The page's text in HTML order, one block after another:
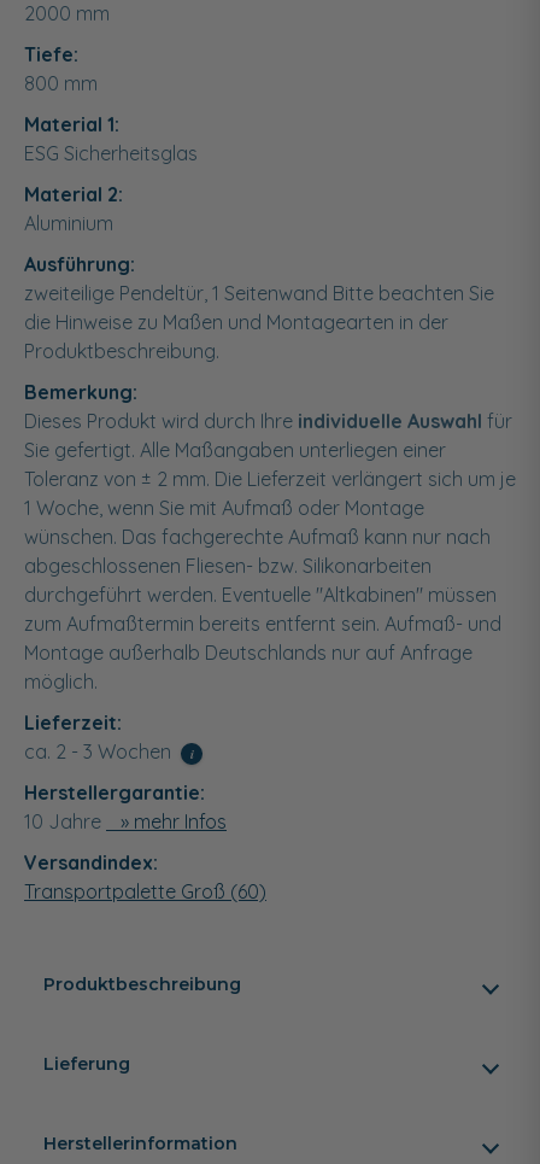
2000 mm
Tiefe:
800 mm
Material 1:
ESG Sicherheitsglas
Material 2:
Aluminium
Ausführung:
zweiteilige Pendeltür, 1 Seitenwand Bitte beachten Sie
die Hinweise zu Maßen und Montagearten in der
Produktbeschreibung.
Bemerkung:
Dieses Produkt wird durch Ihre individuelle Auswahl für
Sie gefertigt. Alle Maßangaben unterliegen einer
Toleranz von ± 2 mm. Die Lieferzeit verlängert sich um je
1 Woche, wenn Sie mit Aufmaß oder Montage
wünschen. Das fachgerechte Aufmaß kann nur nach
abgeschlossenen Fliesen- bzw. Silikonarbeiten
durchgeführt werden. Eventuelle "Altkabinen" müssen
zum Aufmaßtermin bereits entfernt sein. Aufmaß- und
Montage außerhalb Deutschlands nur auf Anfrage
möglich.
Lieferzeit:
ca. 2 - 3 Wochen
i
Herstellergarantie:
10 Jahre
» mehr Infos
Versandindex:
Transportpalette Groß (60)
Produktbeschreibung
Lieferung
Herstellerinformation